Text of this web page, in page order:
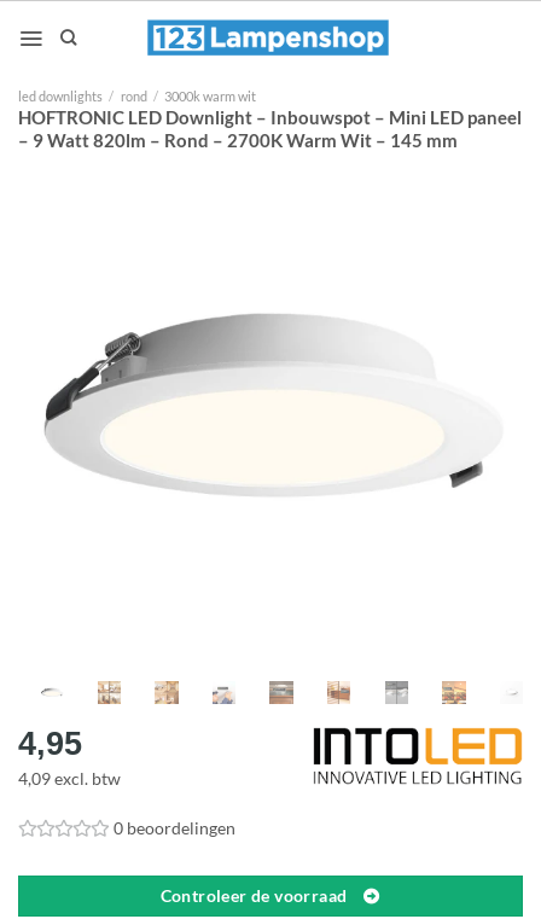
naar
led downlights / rond / 3000k warm wit
HOFTRONIC LED Downlight – Inbouwspot – Mini LED paneel
– 9 Watt 820lm – Rond – 2700K Warm Wit – 145 mm
4,95
4,09 excl. btw
0 beoordelingen
Controleer de voorraad